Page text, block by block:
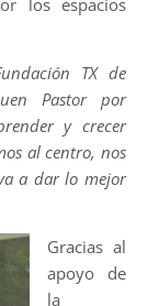
TX de
Pastor por
y crecer
al centro, nos
a dar lo mejor
Gracias al
apoyo de
la